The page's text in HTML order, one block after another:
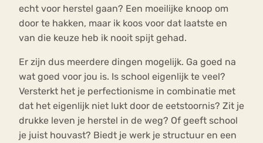
echt voor herstel gaan? Een moeilijke knoop om
door te hakken, maar ik koos voor dat laatste en
van die keuze heb ik nooit spijt gehad.
Er zijn dus meerdere dingen mogelijk. Ga goed na
wat goed voor jou is. Is school eigenlijk te veel?
Versterkt het je perfectionisme in combinatie met
dat het eigenlijk niet lukt door de eetstoornis? Zit je
drukke leven je herstel in de weg? Of geeft school
je juist houvast? Biedt je werk je structuur en een